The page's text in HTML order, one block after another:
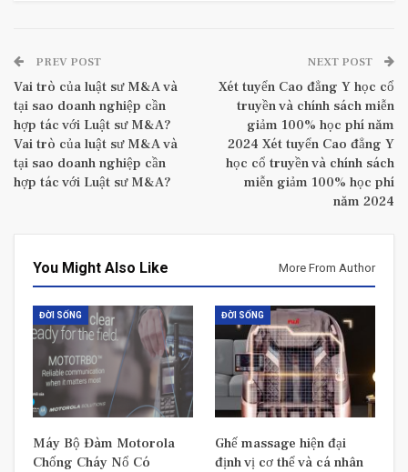
PREV POST
Vai trò của luật sư M&A và
tại sao doanh nghiệp cần
hợp tác với Luật sư M&A?
Vai trò của luật sư M&A và
tại sao doanh nghiệp cần
hợp tác với Luật sư M&A?
NEXT POST
Xét tuyển Cao đẳng Y học cổ
truyền và chính sách miễn
giảm 100% học phí năm
2024 Xét tuyển Cao đẳng Y
học cổ truyền và chính sách
miễn giảm 100% học phí
năm 2024
You Might Also Like More From Author
ĐỜI SỐNG
Máy Bộ Đàm Motorola
Chống Cháy Nổ Có
ĐỜI SỐNG
Ghế massage hiện đại
định vị cơ thể và cá nhân